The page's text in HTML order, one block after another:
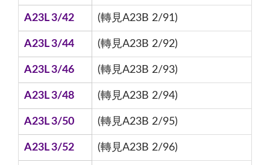
A23L 3/42 (轉見A23B 2/91)
A23L 3/44 (轉見A23B 2/92)
A23L 3/46 (轉見A23B 2/93)
A23L 3/48 (轉見A23B 2/94)
A23L 3/50 (轉見A23B 2/95)
A23L 3/52 (轉見A23B 2/96)